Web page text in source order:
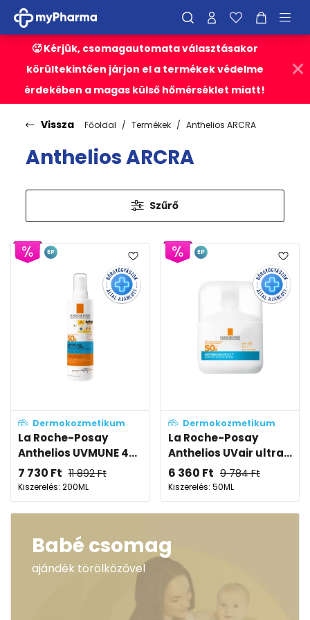
🥵 Kérjük, csomagautomata választásakor
körültekintően járjon el a termékek védelme
érdekében a magas külső hőmérséklet miatt!
Vissza Főoldal Termékek Anthelios ARCRA
Anthelios ARCRA
Szűrő
Dermokozmetikum
La Roche-Posay
Anthelios UVMUNE 4...
7 730 Ft 11 892Ft
Kiszerelés: 200ML
EP
Dermokozmetikum
La Roche-Posay
Anthelios UVair ultra...
6 360 Ft 9 784Ft
Kiszerelés: 50ML
EP
Babé csomag
ajándék törölközővel